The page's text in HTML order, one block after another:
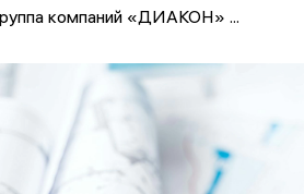
компаний «ДИАКОН» ...